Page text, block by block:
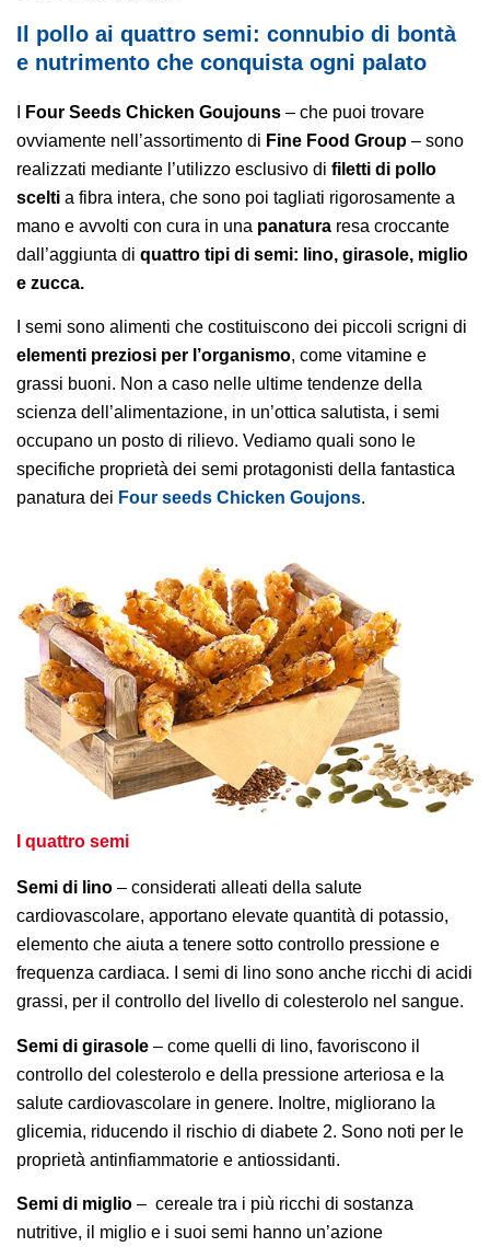
Il pollo ai quattro semi: connubio di bontà
e nutrimento che conquista ogni palato
Four Seeds Chicken Goujouns – che puoi trovare
ovviamente nell’assortimento di Fine Food Group – sono
realizzati mediante l’utilizzo esclusivo di filetti di pollo
scelti a fibra intera, che sono poi tagliati rigorosamente a
mano e avvolti con cura in una panatura resa croccante
dall’aggiunta di quattro tipi di semi: lino, girasole, miglio
e zucca.
I semi sono alimenti che costituiscono dei piccoli scrigni di
elementi preziosi per l’organismo, come vitamine e
grassi buoni. Non a caso nelle ultime tendenze della
scienza dell’alimentazione, in un’ottica salutista, i semi
occupano un posto di rilievo. Vediamo quali sono le
specifiche proprietà dei semi protagonisti della fantastica
panatura dei Four seeds Chicken Goujons.
I quattro semi
Semi di lino – considerati alleati della salute
cardiovascolare, apportano elevate quantità di potassio,
elemento che aiuta a tenere sotto controllo pressione e
frequenza cardiaca. I semi di lino sono anche ricchi di acidi
grassi, per il controllo del livello di colesterolo nel sangue.
Semi di girasole – come quelli di lino, favoriscono il
controllo del colesterolo e della pressione arteriosa e la
salute cardiovascolare in genere. Inoltre, migliorano la
glicemia, riducendo il rischio di diabete 2. Sono noti per le
proprietà antinfiammatorie e antiossidanti.
Semi di miglio – cereale tra i più ricchi di sostanza
nutritive, il miglio e i suoi semi hanno un’azione